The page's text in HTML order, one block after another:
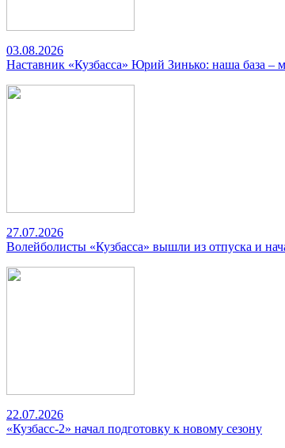
03.08.2026
Наставник «Кузбасса» Юрий Зинько: наша база –
27.07.2026
Волейболисты «Кузбасса» вышли из отпуска и
22.07.2026
«Кузбасс-2» начал подготовку к новому сезону